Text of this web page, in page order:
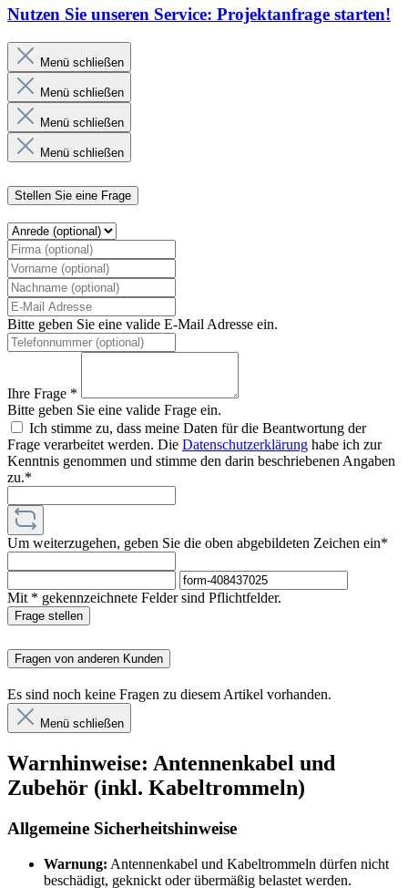
Nutzen Sie unseren Service: Projektanfrage starten!
Menü schließen
Menü schließen
Menü schließen
Menü schließen
Stellen Sie eine Frage
Bitte geben Sie eine valide E-Mail Adresse ein.
Ihre Frage *
Bitte geben Sie eine valide Frage ein.
Ich stimme zu, dass meine Daten für die Beantwortung der
Frage verarbeitet werden. Die Datenschutzerklärung habe ich zur
Kenntnis genommen und stimme den darin beschriebenen Angaben
zu.*
Um weiterzugehen, geben Sie die oben abgebildeten Zeichen ein*
Mit * gekennzeichnete Felder sind Pflichtfelder.
Frage stellen
Fragen von anderen Kunden
Es sind noch keine Fragen zu diesem Artikel vorhanden.
Menü schließen
Warnhinweise: Antennenkabel und
Zubehör (inkl. Kabeltrommeln)
Allgemeine Sicherheitshinweise
Warnung: Antennenkabel und Kabeltrommeln dürfen nicht
beschädigt, geknickt oder übermäßig belastet werden.